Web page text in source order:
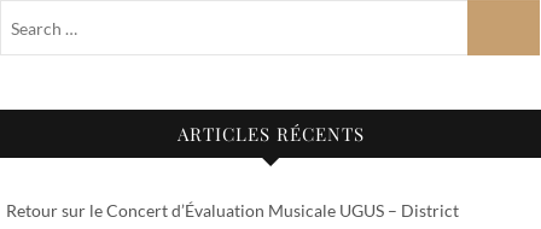
ARTICLES RÉCENTS
Retour sur le Concert d’Évaluation Musicale UGUS – District